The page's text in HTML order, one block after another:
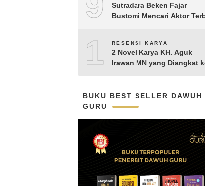
Sutradara Beken Fajar
Bustomi Mencari Aktor
KH. Hasyim Asy’ari karya
Aguk Irawan MN
10RESENSI KARYA
2 Novel Karya KH. Aguk
Irawan MN yang Diangkat
BUKU BEST SELLER DAWUH
GURU